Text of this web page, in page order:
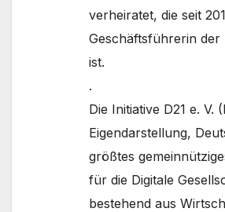
verheiratet, die seit
Geschäftsführerin der
ist.
.
Die Initiative D21 e. V.
Eigendarstellung,
größtes
für die Digitale
bestehend aus